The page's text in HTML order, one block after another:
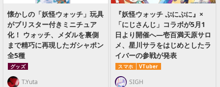
懐かしの「妖怪ウォッチ」玩具
がブリスター付きミニチュア
化！ ウォッチ、メダルを裏側
まで精巧に再現したガシャポン
全5種
グッズ
T.Yuta
『妖怪ウォッチ ぷにぷに』×
「にじさんじ」コラボが5月1
日より開催へ―壱百満天原サロ
メ、星川サラをはじめとしたラ
イバーの参戦が発表
スマホ VTuber
SIGH